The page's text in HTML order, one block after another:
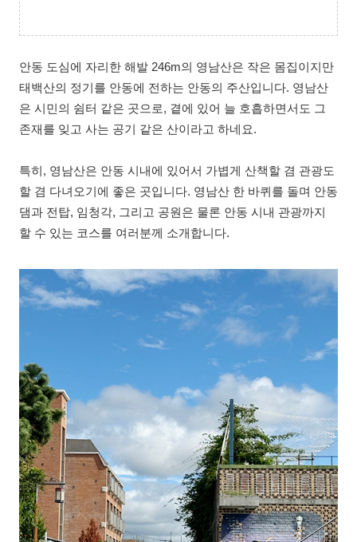
안동 도심에 자리한 해발 246m의 영남산은 작은 몸집이지만
태백산의 정기를 안동에 전하는 안동의 주산입니다. 영남산
은 시민의 쉼터 같은 곳으로, 곁에 있어 늘 호흡하면서도 그
존재를 잊고 사는 공기 같은 산이라고 하네요.
특히, 영남산은 안동 시내에 있어서 가볍게 산책할 겸 관광도
할 겸 다녀오기에 좋은 곳입니다. 영남산 한 바퀴를 돌며 안동
댐과 전탑, 임청각, 그리고 공원은 물론 안동 시내 관광까지
할 수 있는 코스를 여러분께 소개합니다.